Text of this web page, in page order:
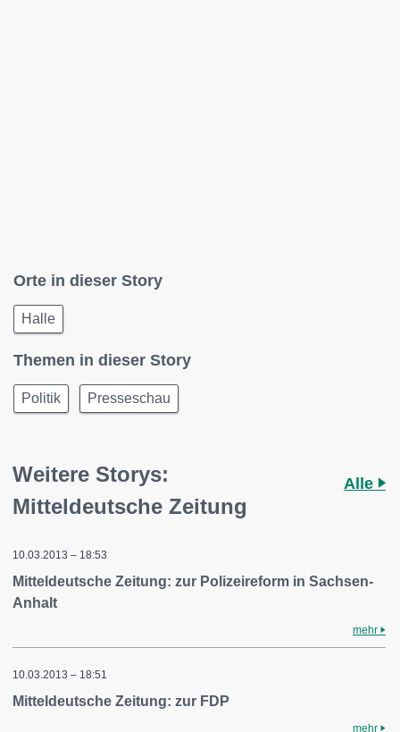
Orte in dieser Story
Halle
Themen in dieser Story
Politik Presseschau
Weitere Storys:
Mitteldeutsche Zeitung
Alle
10.03.2013 – 18:53
Mitteldeutsche Zeitung: zur Polizeireform in Sachsen-
Anhalt
mehr
10.03.2013 – 18:51
Mitteldeutsche Zeitung: zur FDP
mehr